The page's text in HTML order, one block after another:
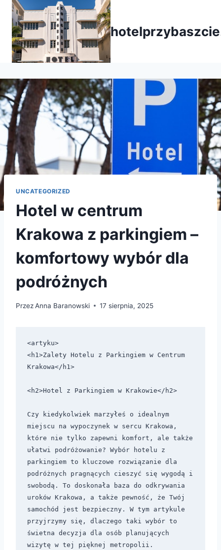
Przejdź
treści
UNCATEGORIZED
Hotel w centrum
Krakowa z parkingiem –
komfortowy wybór dla
podróżnych
PrzezAnna Baranowski 17 sierpnia, 2025
<artyku>
<h1>Zalety Hotelu z Parkingiem w Centrum
Krakowa</h1>
<h2>Hotel z Parkingiem w Krakowie</h2>
Czy kiedykolwiek marzyłeś o idealnym
miejscu na wypoczynek w sercu Krakowa,
które nie tylko zapewni komfort, ale także
ułatwi podróżowanie? Wybór hotelu z
parkingiem to kluczowe rozwiązanie dla
podróżnych pragnących cieszyć się wygodą i
swobodą. To doskonała baza do odkrywania
uroków Krakowa, a także pewność, że Twój
samochód jest bezpieczny. W tym artykule
przyjrzymy się, dlaczego taki wybór to
świetna decyzja dla osób planujących
wizytę w tej pięknej metropolii.